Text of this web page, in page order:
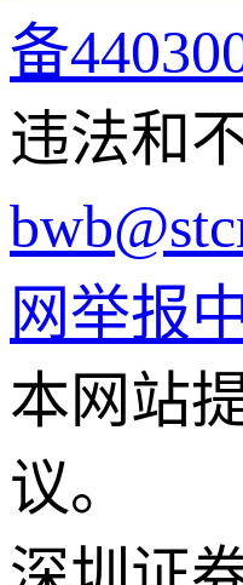
备
违法和
网举报
本网站
议。